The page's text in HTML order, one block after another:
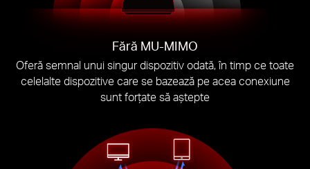
Fără MU-MIMO
Oferă semnal unui singur dispozitiv odată, în timp ce toate
celelalte dispozitive care se bazează pe acea conexiune
sunt forțate să aștepte